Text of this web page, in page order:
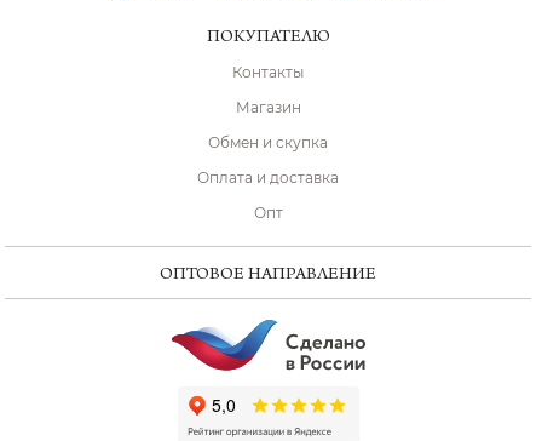
ПОКУПАТЕЛЮ
Контакты
Магазин
Обмен и скупка
Оплата и доставка
Опт
ОПТОВОЕ НАПРАВЛЕНИЕ